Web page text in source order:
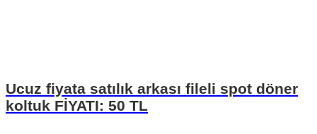
Ucuz fiyata satılık arkası fileli spot döner
koltuk FİYATI: 50 TL